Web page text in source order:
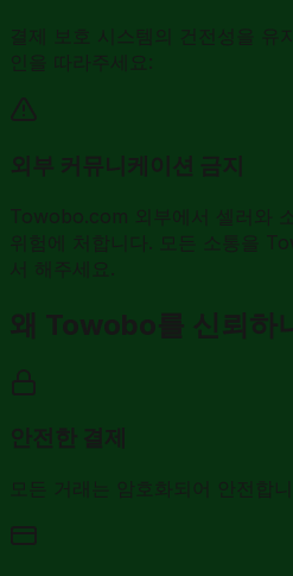
결제 보호 시스템의 건전성을 유
인을 따라주세요:
외부 커뮤니케이션 금지
Towobo.com 외부에서 셀러와
위험에 처합니다. 모든 소통을
서 해주세요.
왜 Towobo를 신뢰하
안전한 결제
모든 거래는 암호화되어 안전합